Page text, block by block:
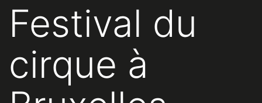
Festival du
cirque à